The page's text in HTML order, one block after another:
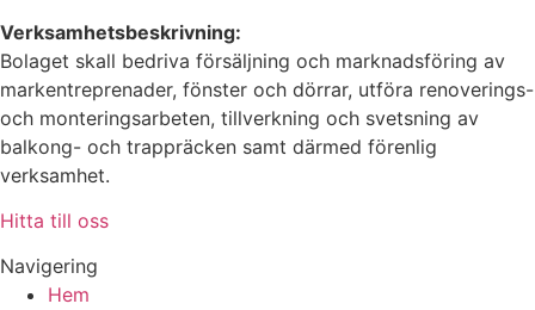
Verksamhetsbeskrivning:
Bolaget skall bedriva försäljning och marknadsföring av
markentreprenader, fönster och dörrar, utföra renoverings-
och monteringsarbeten, tillverkning och svetsning av
balkong- och trappräcken samt därmed förenlig
verksamhet.
Hitta till oss
Navigering
Hem